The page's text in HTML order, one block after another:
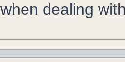
when dealing